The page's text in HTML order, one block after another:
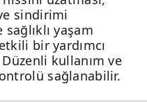
sindirimi
yaşam
bir yardımcı
kullanım ve
sağlanabilir.